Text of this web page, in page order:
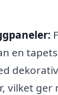
en
vilket ger